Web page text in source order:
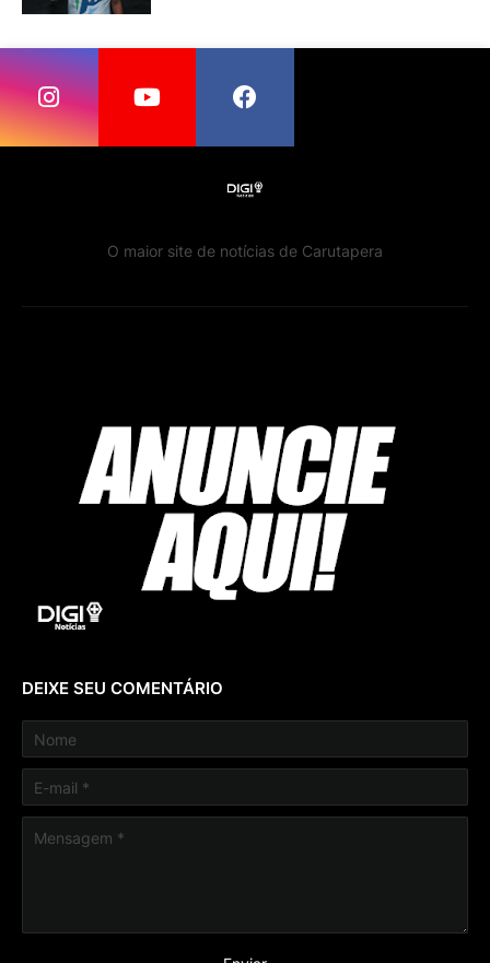
O maior site de notícias de Carutapera
DEIXE SEU COMENTÁRIO